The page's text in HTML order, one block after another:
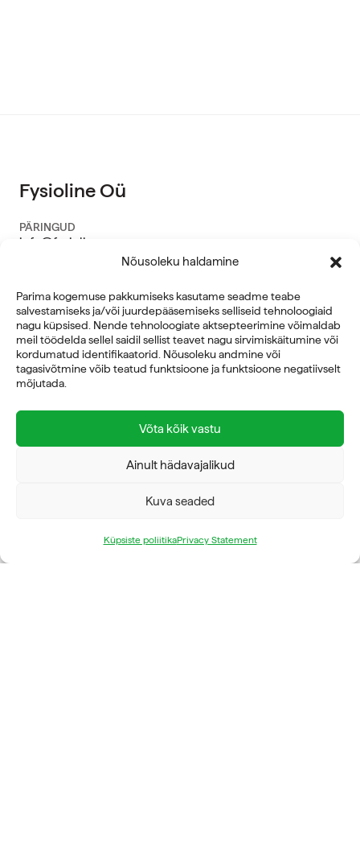
Nõusoleku haldamine
Parima kogemuse pakkumiseks kasutame seadme teabe
salvestamiseks ja/või juurdepääsemiseks selliseid tehnoloogiaid
nagu küpsised. Nende tehnoloogiate aktsepteerimine võimaldab
meil töödelda sellel saidil sellist teavet nagu sirvimiskäitumine või
kordumatud identifikaatorid. Nõusoleku andmine või
tagasivõtmine võib teatud funktsioone ja funktsioone negatiivselt
mõjutada.
Võta kõik vastu
Ainult hädavajalikud
Kuva seaded
Küpsiste poliitikaPrivacy Statement
Fysioline Oü
PÄRINGUD
info@fysioline.ee
service@fysioline.ee
TELEFON
6459 030/ argipäeviti kl 9–17
AADRESS
Juhkentali 52, 10132 TALLINN